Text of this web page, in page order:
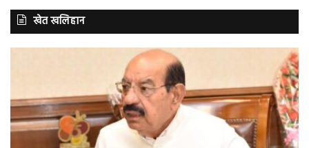
खेत खलिहान